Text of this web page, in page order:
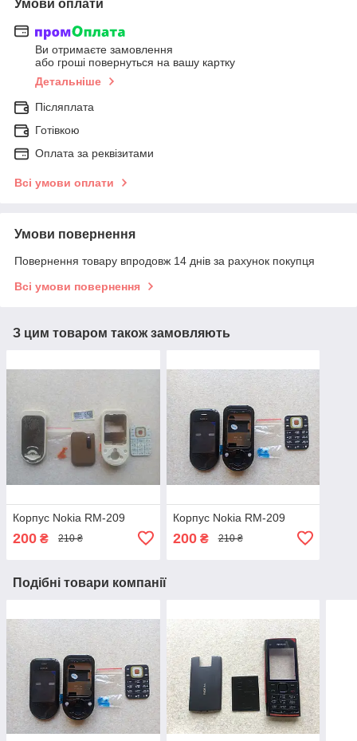
Умови оплати
Ви отримаєте замовлення
або гроші повернуться на вашу картку
Детальніше
Післяплата
Готівкою
Оплата за реквізитами
Всі умови оплати
Умови повернення
Повернення товару впродовж 14 днів за рахунок покупця
Всі умови повернення
З цим товаром також замовляють
Корпус Nokia RM-209
200 ₴ 210 ₴
Корпус Nokia RM-209
200₴ 210 ₴
Подібні товари компанії